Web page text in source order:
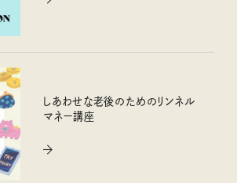
しあわせな老後のためのリンネル
マネー講座